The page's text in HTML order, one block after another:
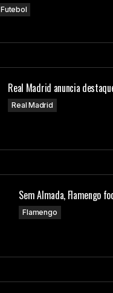
Futebol
Real Madrid anuncia
Real Madrid
Sem Almada, Flamengo
Flamengo